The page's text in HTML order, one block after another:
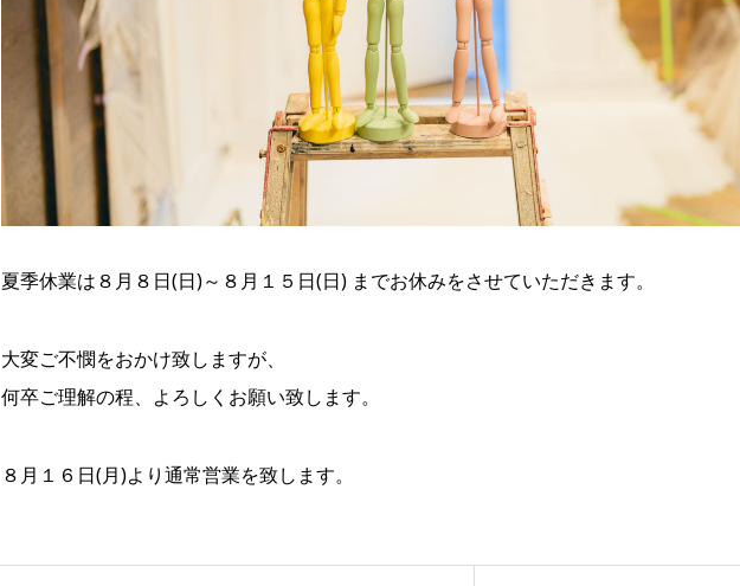
夏季休業は８月８日(日)～８月１５日(日) までお休みをさせていただきます。
大変ご不憫をおかけ致しますが、
何卒ご理解の程、よろしくお願い致します。
８月１６日(月)より通常営業を致します。